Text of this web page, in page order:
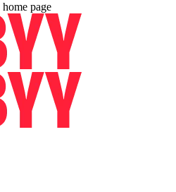
home page